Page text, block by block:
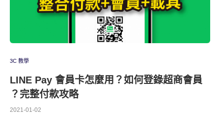
3C 教學
LINE Pay 會員卡怎麼用？如何登錄超商會員
？完整付款攻略
2021-01-02